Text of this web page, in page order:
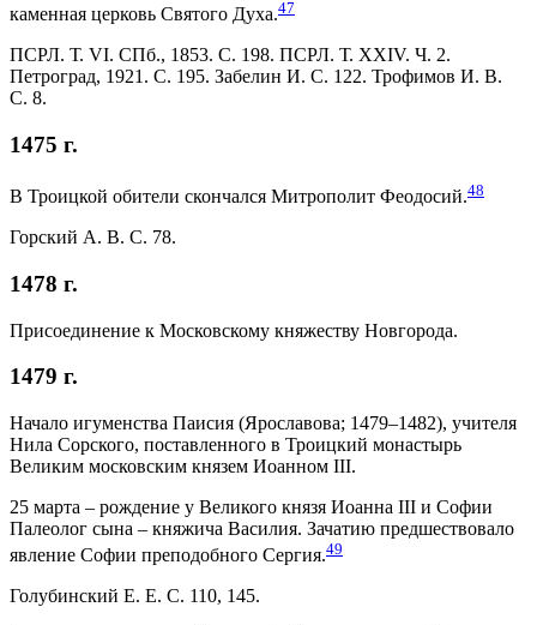
каменная церковь Святого Духа.47
ПСРЛ. Т. VI. СПб., 1853. С. 198. ПСРЛ. Т. XXIV. Ч. 2.
Петроград, 1921. С. 195. Забелин И. С. 122. Трофимов И. В.
С. 8.
1475 г.
В Троицкой обители скончался Митрополит Феодосий.48
Горский А. В. C. 78.
1478 г.
Присоединение к Московскому княжеству Новгорода.
1479 г.
Начало игуменства Паисия (Ярославова; 1479–1482), учителя
Нила Сорского, поставленного в Троицкий монастырь
Великим московским князем Иоанном III.
25 марта – рождение у Великого князя Иоанна III и Софии
Палеолог сына – княжича Василия. Зачатию предшествовало
явление Софии преподобного Сергия.49
Голубинский Е. Е. С. 110, 145.